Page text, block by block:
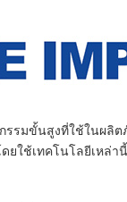
รมขั้นสูงที่ใช้ในผลิ
ใช้เทคโนโลยีเหล่า